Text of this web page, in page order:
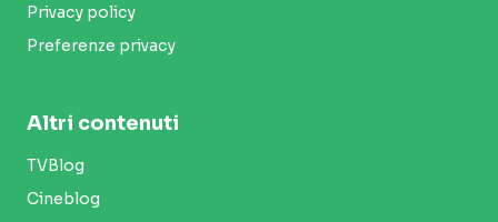
Privacy policy
Preferenze privacy
Altri contenuti
TVBlog
Cineblog